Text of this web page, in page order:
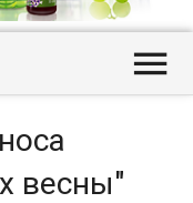

весны"